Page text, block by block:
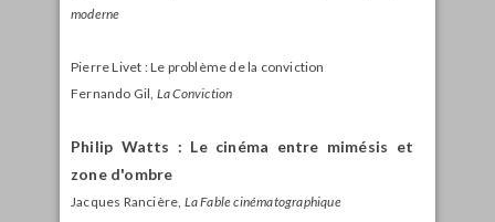
moderne
Pierre Livet : Le problème de la conviction
Fernando Gil, La Conviction
Philip Watts : Le cinéma entre mimésis et
zone d'ombre
Jacques Rancière, La Fable cinématographique